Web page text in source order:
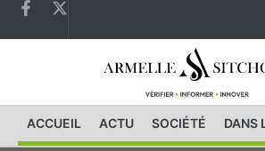
ACCUEIL ACTU SOCIÉTÉ DANS